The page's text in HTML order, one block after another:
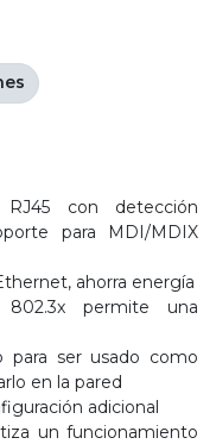
con detección
para MDI/MDIX
ahorra energía
permite una
para ser usado como
en la pared
adicional
un funcionamiento